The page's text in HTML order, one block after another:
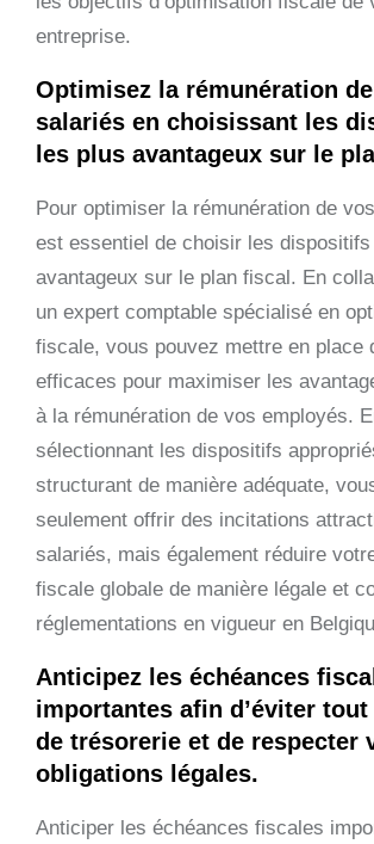
entreprise.
Optimisez la rémunération
salariés en choisissant les
les plus avantageux sur le
Pour optimiser la rémunération de
est essentiel de choisir les
avantageux sur le plan fiscal. En
un expert comptable spécialisé en
fiscale, vous pouvez mettre en place
efficaces pour maximiser les
à la rémunération de vos employés.
sélectionnant les dispositifs
structurant de manière adéquate,
seulement offrir des incitations
salariés, mais également réduire
fiscale globale de manière légale et
réglementations en vigueur en
Anticipez les échéances
importantes afin d’éviter
de trésorerie et de respecter
obligations légales.
Anticiper les échéances fiscales